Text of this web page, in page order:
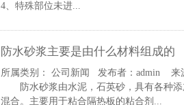
4、特殊部位未进...
防水砂浆主要是由什么材料组成的
所属类别： 公司新闻 发布者：admin 来
防水砂浆由水泥，石英砂，具有各种添
混合。主要用于粘合隔热板的粘合剂...